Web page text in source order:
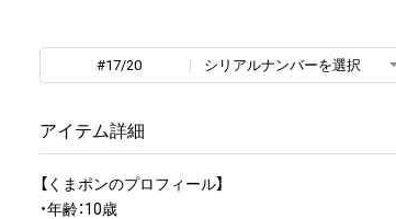
#17/20 シリアルナンバーを選択
アイテム詳細
【くまポンのプロフィール】
・年齢：10歳